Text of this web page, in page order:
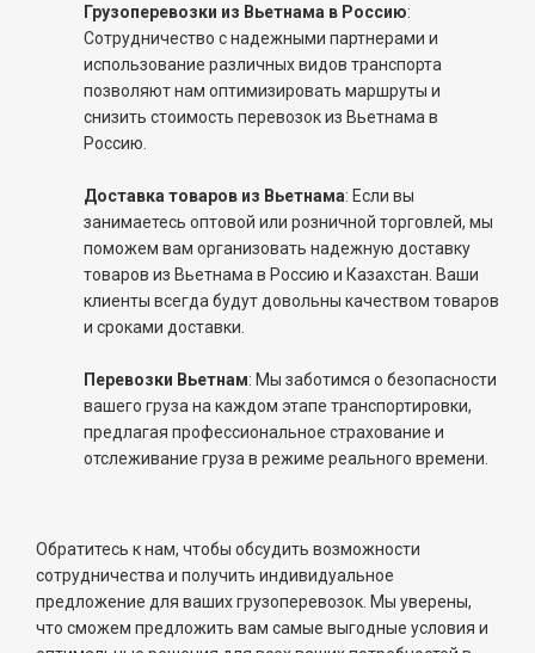
Грузоперевозки из Вьетнама в Россию:
Сотрудничество с надежными партнерами и
использование различных видов транспорта
позволяют нам оптимизировать маршруты и
снизить стоимость перевозок из Вьетнама в
Россию.
Доставка товаров из Вьетнама: Если вы
занимаетесь оптовой или розничной торговлей, мы
поможем вам организовать надежную доставку
товаров из Вьетнама в Россию и Казахстан. Ваши
клиенты всегда будут довольны качеством товаров
и сроками доставки.
Перевозки Вьетнам: Мы заботимся о безопасности
вашего груза на каждом этапе транспортировки,
предлагая профессиональное страхование и
отслеживание груза в режиме реального времени.
Обратитесь к нам, чтобы обсудить возможности
сотрудничества и получить индивидуальное
предложение для ваших грузоперевозок. Мы уверены,
что сможем предложить вам самые выгодные условия и